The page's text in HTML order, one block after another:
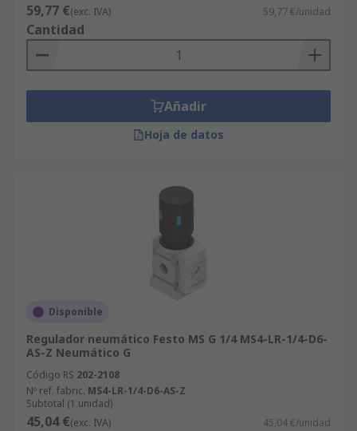
59,77 €(exc. IVA) 59,77 €/unidad
Cantidad
Añadir
Hoja de datos
Disponible
Regulador neumático Festo MS G 1/4 MS4-LR-1/4-D6-
AS-Z Neumático G
Código RS 202-2108
Nº ref. fabric. MS4-LR-1/4-D6-AS-Z
Subtotal (1 unidad)
45,04 €(exc. IVA) 45,04 €/unidad